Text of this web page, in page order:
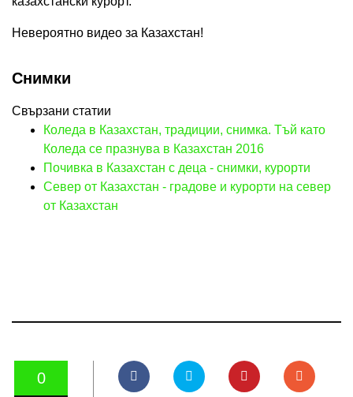
Невероятно видео за Казахстан!
Снимки
Свързани статии
Коледа в Казахстан, традиции, снимка. Тъй като
Коледа се празнува в Казахстан 2016
Почивка в Казахстан с деца - снимки, курорти
Север от Казахстан - градове и курорти на север
от Казахстан
0